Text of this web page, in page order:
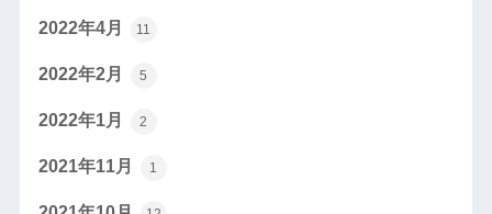
2022年4月 11
2022年2月 5
2022年1月 2
2021年11月 1